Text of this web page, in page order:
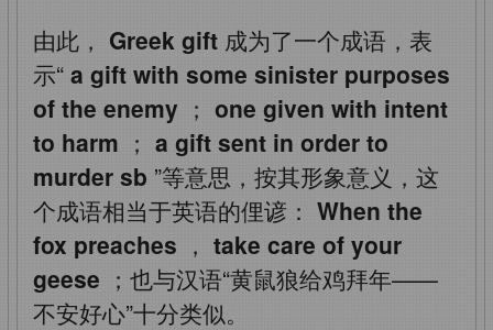
由此， Greek gift 成为了一个成语，表
示“ a gift with some sinister purposes
of the enemy ； one given with intent
to harm ； a gift sent in order to
murder sb ”等意思，按其形象意义，这
个成语相当于英语的俚谚： When the
fox preaches ， take care of your
geese ；也与汉语“黄鼠狼给鸡拜年——
不安好心”十分类似。